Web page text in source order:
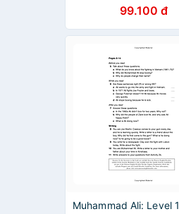
99.100 đ
Muhammad Ali: Level 1